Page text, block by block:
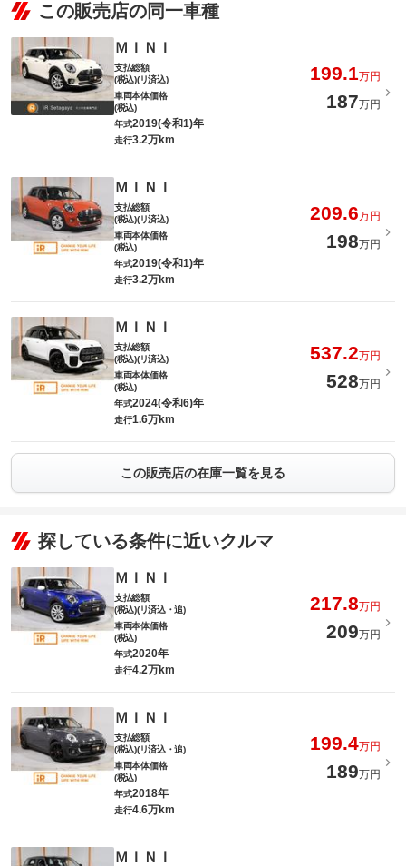
この販売店の同一車種
ＭＩＮＩ
支払総額
(税込)(リ済込)
199.1万円
車両本体価格
(税込)
187万円
年式2019(令和1)年
走行3.2万km
ＭＩＮＩ
支払総額
(税込)(リ済込)
209.6万円
車両本体価格
(税込)
198万円
年式2019(令和1)年
走行3.2万km
ＭＩＮＩ
支払総額
(税込)(リ済込)
537.2万円
車両本体価格
(税込)
528万円
年式2024(令和6)年
走行1.6万km
この販売店の在庫一覧を見る
探している条件に近いクルマ
ＭＩＮＩ
支払総額
(税込)(リ済込・追)
217.8万円
車両本体価格
(税込)
209万円
年式2020年
走行4.2万km
ＭＩＮＩ
支払総額
(税込)(リ済込・追)
199.4万円
車両本体価格
(税込)
189万円
年式2018年
走行4.6万km
ＭＩＮＩ